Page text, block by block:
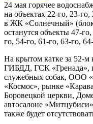
24 мая горячее
на объектах 22-го, 23-
в ЖК «Солнечный»
останутся объекты 47-
го, 54-го, 61-го, 63-го,
На крытом катке за 52-м
ГИБДД, ГСК «Гренада»,
служебных собак,
«Космос», рынке
Боровецкой церкви,
автосалоне
также будет